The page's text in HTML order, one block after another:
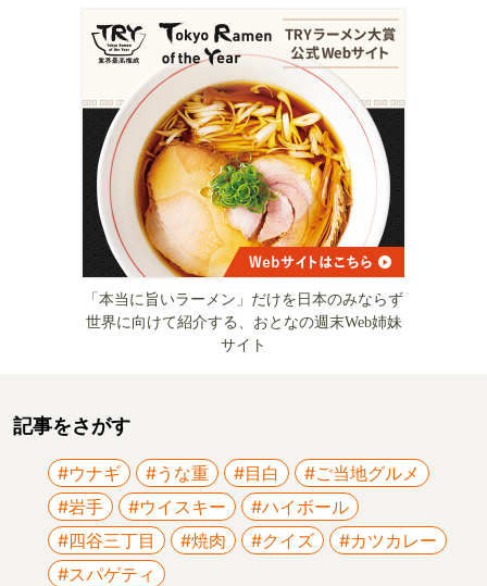
「本当に旨いラーメン」だけを日本のみならず
世界に向けて紹介する、おとなの週末Web姉妹
サイト
記事をさがす
#ウナギ #うな重 #目白
#ご当地グルメ
#岩手
#ウイスキー
#ハイボール
#四谷三丁目
#焼肉 #クイズ
#カツカレー
#スパゲティ